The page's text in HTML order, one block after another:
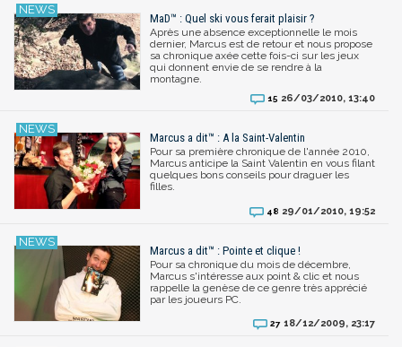
MaD™ : Quel ski vous ferait plaisir ?
Après une absence exceptionnelle le mois
dernier, Marcus est de retour et nous propose
sa chronique axée cette fois-ci sur les jeux
qui donnent envie de se rendre à la
montagne.
15 26/03/2010, 13:40
Marcus a dit™ : A la Saint-Valentin
Pour sa première chronique de l'année 2010,
Marcus anticipe la Saint Valentin en vous filant
quelques bons conseils pour draguer les
filles.
48 29/01/2010, 19:52
Marcus a dit™ : Pointe et clique !
Pour sa chronique du mois de décembre,
Marcus s'intéresse aux point & clic et nous
rappelle la genèse de ce genre très apprécié
par les joueurs PC.
27 18/12/2009, 23:17